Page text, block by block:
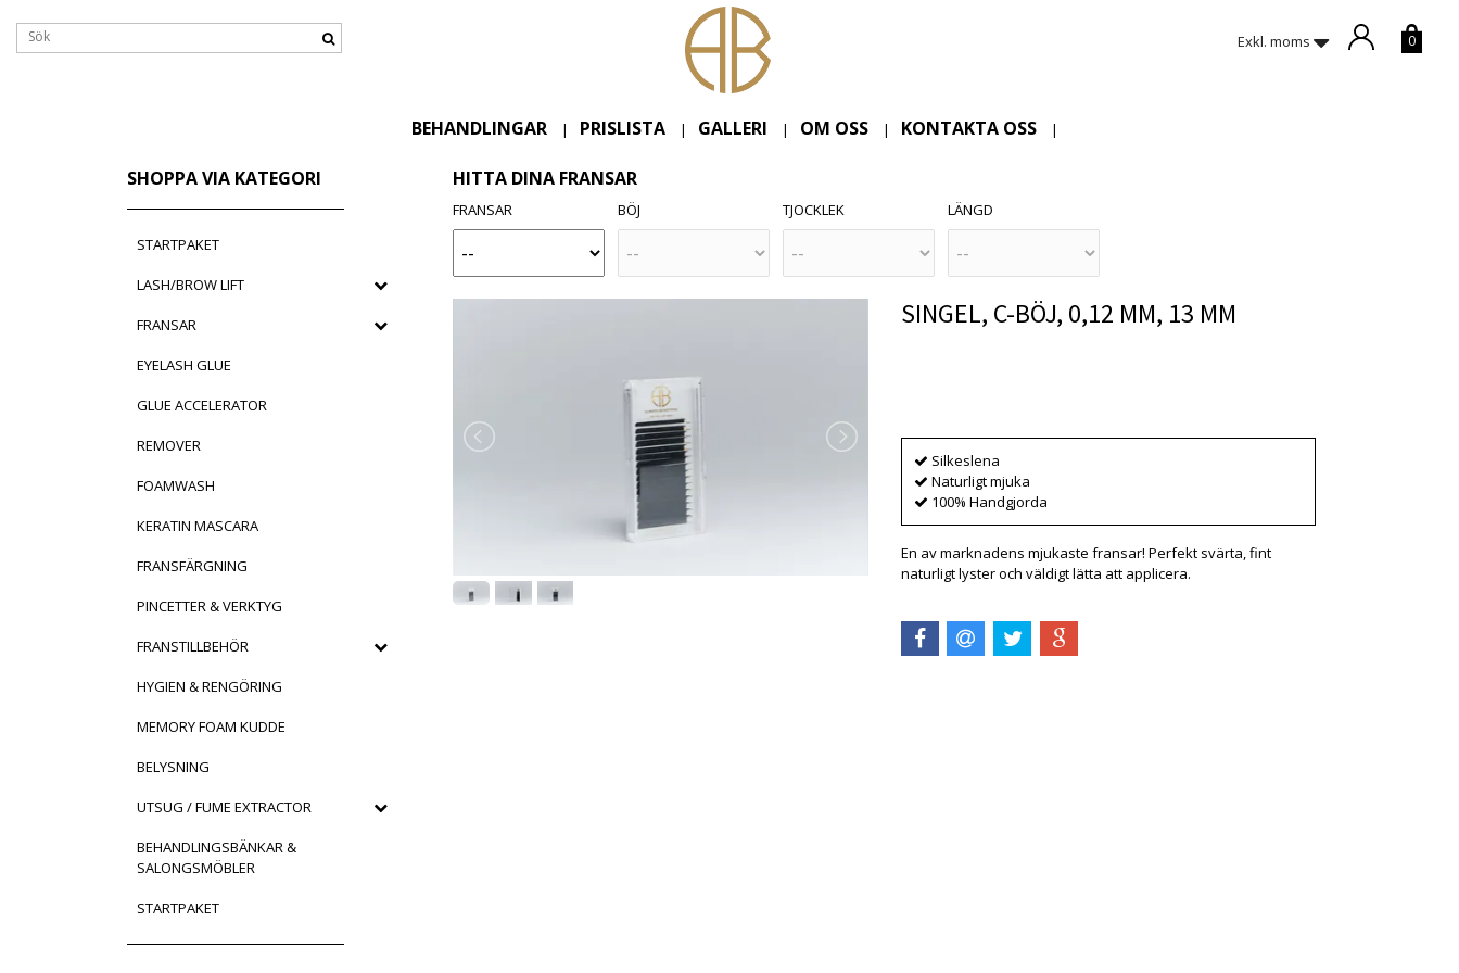
Exkl. moms 0
BEHANDLINGAR | PRISLISTA | GALLERI | OM OSS | KONTAKTA OSS |
SHOPPA VIA KATEGORI
STARTPAKET
LASH/BROW LIFT
FRANSAR
EYELASH GLUE
GLUE ACCELERATOR
REMOVER
FOAMWASH
KERATIN MASCARA
FRANSFÄRGNING
PINCETTER & VERKTYG
FRANSTILLBEHÖR
HYGIEN & RENGÖRING
MEMORY FOAM KUDDE
BELYSNING
UTSUG / FUME EXTRACTOR
BEHANDLINGSBÄNKAR &
SALONGSMÖBLER
STARTPAKET
HITTA DINA FRANSAR
FRANSAR BÖJ TJOCKLEK LÄNGD
SINGEL, C-BÖJ, 0,12 MM, 13 MM
Silkeslena
Naturligt mjuka
100% Handgjorda
En av marknadens mjukaste fransar! Perfekt svärta, fint
naturligt lyster och väldigt lätta att applicera.